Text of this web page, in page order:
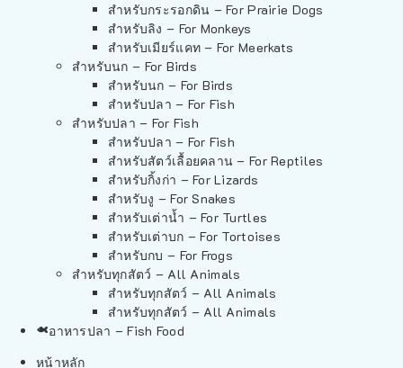
สำหรับกระรอกดิน – For Prairie Dogs
สำหรับลิง – For Monkeys
สำหรับเมียร์แคท – For Meerkats
สำหรับนก – For Birds
สำหรับนก – For Birds
สำหรับปลา – For Fish
สำหรับปลา – For Fish
สำหรับปลา – For Fish
สำหรับสัตว์เลื้อยคลาน – For Reptiles
สำหรับกิ้งก่า – For Lizards
สำหรับงู – For Snakes
สำหรับเต่าน้ำ – For Turtles
สำหรับเต่าบก – For Tortoises
สำหรับกบ – For Frogs
สำหรับทุกสัตว์ – All Animals
สำหรับทุกสัตว์ – All Animals
สำหรับทุกสัตว์ – All Animals
อาหารปลา – Fish Food
หน้าหลัก